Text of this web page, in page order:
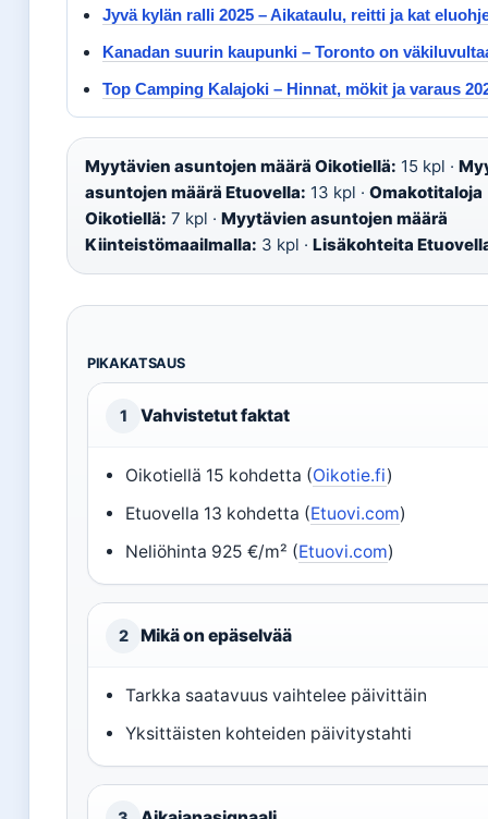
Jyvä kylän ralli 2025 – Aikataulu, reitti ja kat
Kanadan suurin kaupunki – Toronto on
Top Camping Kalajoki – Hinnat, mökit ja varaus
Myytävien asuntojen määrä Oikotiellä: 15 kpl ·
asuntojen määrä Etuovella: 13 kpl · Omakotitaloja
Oikotiellä: 7 kpl · Myytävien asuntojen määrä
Kiinteistömaailmalla: 3 kpl · Lisäkohteita
PIKAKATSAUS
1 Vahvistetut faktat
Oikotiellä 15 kohdetta (Oikotie.fi)
Etuovella 13 kohdetta (Etuovi.com)
Neliöhinta 925 €/m² (Etuovi.com)
2 Mikä on epäselvää
Tarkka saatavuus vaihtelee päivittäin
Yksittäisten kohteiden päivitystahti